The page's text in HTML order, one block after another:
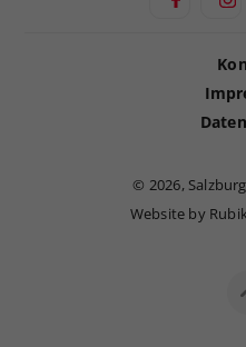
© 2026,
Website by